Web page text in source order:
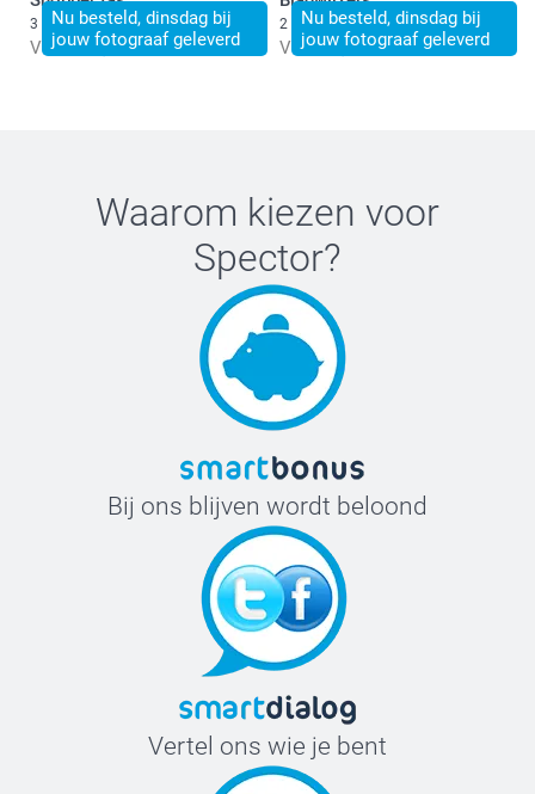
Wassen:
7-9 jaar
59 cm
51 cm
S-M
76 cm
63 cm
67 cm
Nu besteld, dinsdag bij
jouw fotograaf geleverd
3 varianten
Vanaf 15,50
Nu besteld, dinsdag bij
jouw fotograaf geleverd
2 varianten
Vanaf 6,50
Waarom kiezen voor
Spector?
Bij ons blijven wordt beloond
Vertel ons wie je bent